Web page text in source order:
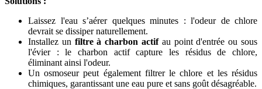
Laissez l'eau s’aérer quelques minutes : l'odeur de chlore
devrait se dissiper naturellement.
Installez un filtre à charbon actifau point d'entrée ou sous
l'évier : le charbon actif capture les résidus de chlore,
éliminant ainsi l'odeur.
Un osmoseur peut également filtrer le chlore et les résidus
chimiques, garantissant une eau pure et sans goût désagréable.